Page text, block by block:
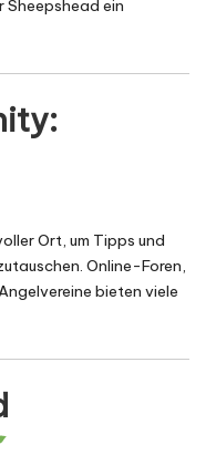
Sheepshead ein
Ort, um Tipps und
Online-Foren,
bieten viele